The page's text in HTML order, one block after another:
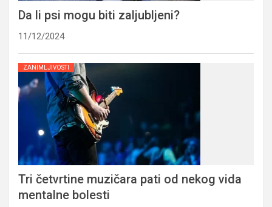
Da li psi mogu biti zaljubljeni?
11/12/2024
ZANIMLJIVOSTI
Tri četvrtine muzičara pati od nekog vida
mentalne bolesti